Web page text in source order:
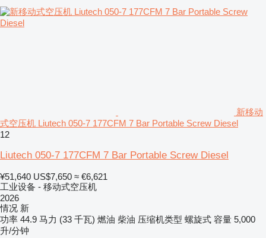
新移动
式空压机 Liutech 050-7 177CFM 7 Bar Portable Screw Diesel
12
Liutech 050-7 177CFM 7 Bar Portable Screw Diesel
¥51,640 US$7,650 ≈ €6,621
工业设备 - 移动式空压机
2026
情况 新
功率 44.9 马力 (33 千瓦) 燃油 柴油 压缩机类型 螺旋式 容量 5,000
升/分钟